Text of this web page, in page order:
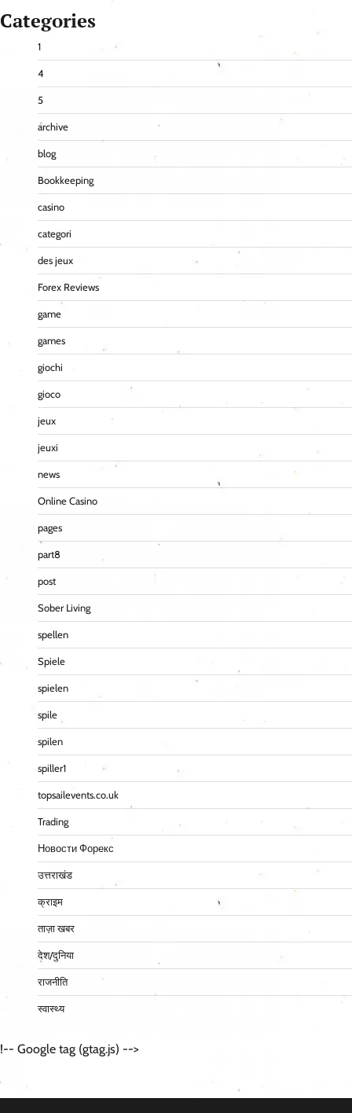
Categories
1
4
5
archive
blog
Bookkeeping
casino
categori
des jeux
Forex Reviews
game
games
giochi
gioco
jeux
jeuxi
news
Online Casino
pages
part8
post
Sober Living
spellen
Spiele
spielen
spile
spilen
spiller1
topsailevents.co.uk
Trading
Новости Форекс
उत्तराखंड
क्राइम
ताज़ा खबर
देश/दुनिया
राजनीति
स्वास्थ्य
!-- Google tag (gtag.js) -->